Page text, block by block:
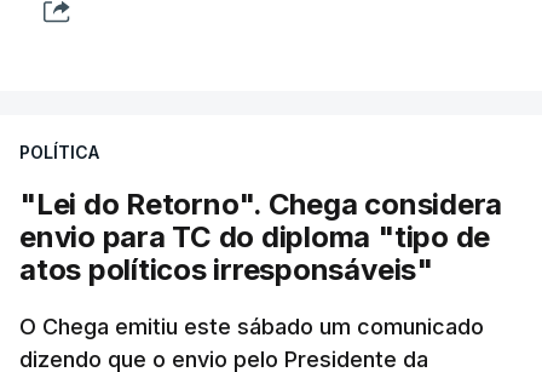
POLÍTICA
"Lei do Retorno". Chega considera
envio para TC do diploma "tipo de
atos políticos irresponsáveis"
O Chega emitiu este sábado um comunicado
dizendo que o envio pelo Presidente da